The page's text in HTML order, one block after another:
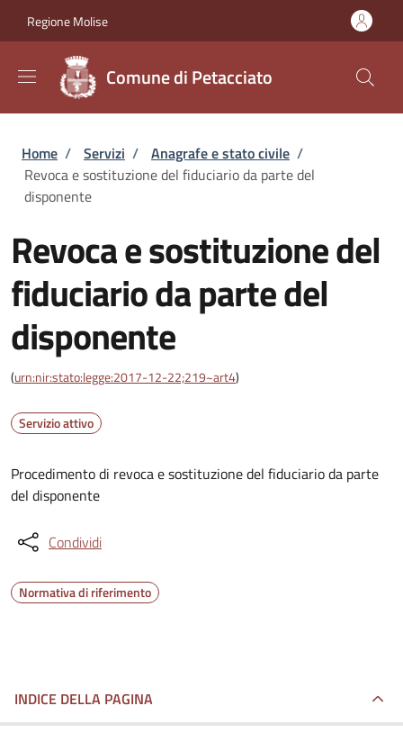
Regione Molise
Comune di Petacciato
Briciole di pane
Home / Servizi / Anagrafe e stato civile /
Revoca e sostituzione del fiduciario da parte del
disponente
Revoca e sostituzione del
fiduciario da parte del
disponente
(urn:nir:stato:legge:2017-12-22;219~art4)
Servizio attivo
Procedimento di revoca e sostituzione del fiduciario da parte
del disponente
Condividi
Normativa di riferimento
INDICE DELLA PAGINA